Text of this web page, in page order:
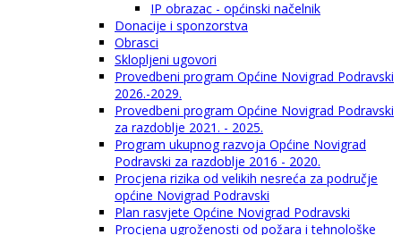
IP obrazac - općinski načelnik
Donacije i sponzorstva
Obrasci
Sklopljeni ugovori
Provedbeni program Općine Novigrad Podravski
2026.-2029.
Provedbeni program Općine Novigrad Podravski
za razdoblje 2021. - 2025.
Program ukupnog razvoja Općine Novigrad
Podravski za razdoblje 2016 - 2020.
Procjena rizika od velikih nesreća za područje
općine Novigrad Podravski
Plan rasvjete Općine Novigrad Podravski
Procjena ugroženosti od požara i tehnološke